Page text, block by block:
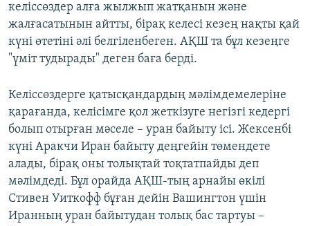
келіссөздер алға жылжып жатқанын және
жалғасатынын айтты, бірақ келесі кезең нақты қай
күні өтетіні әлі белгіленбеген. АҚШ та бұл кезеңге
"үміт тудырады" деген баға берді.
Келіссөздерге қатысқандардың мәлімдемелеріне
қарағанда, келісімге қол жеткізуге негізгі кедергі
болып отырған мәселе – уран байыту ісі. Жексенбі
күні Аракчи Иран байыту деңгейін төмендете
алады, бірақ оны толықтай тоқтатпайды деп
мәлімдеді. Бұл орайда АҚШ-тың арнайы өкілі
Стивен Уиткофф бұған дейін Вашингтон үшін
Иранның уран байытудан толық бас тартуы –